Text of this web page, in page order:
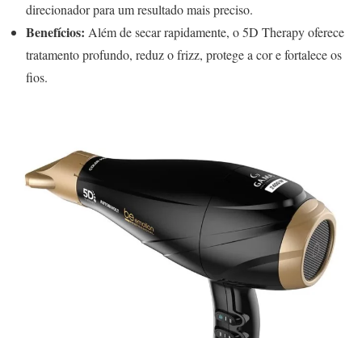
direcionador para um resultado mais preciso.
Benefícios: Além de secar rapidamente, o 5D Therapy oferece
tratamento profundo, reduz o frizz, protege a cor e fortalece os
fios.